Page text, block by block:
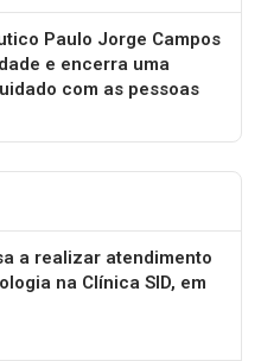
Paulo Jorge Campos
e encerra uma
com as pessoas
a realizar atendimento
na Clínica SID, em